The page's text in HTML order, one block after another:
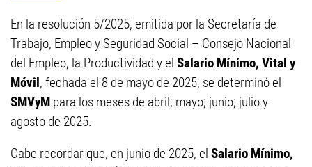
En la resolución 5/2025, emitida por la Secretaría de
Trabajo, Empleo y Seguridad Social – Consejo Nacional
del Empleo, la Productividad y el Salario Mínimo, Vital y
Móvil, fechada el 8 de mayo de 2025, se determinó el
SMVyM para los meses de abril; mayo; junio; julio y
agosto de 2025.
Cabe recordar que, en junio de 2025, el Salario Mínimo,